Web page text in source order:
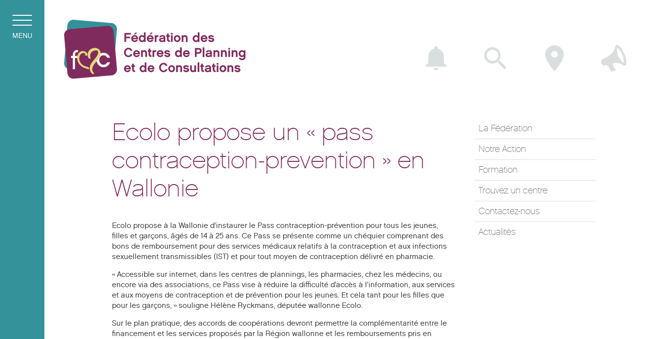
Ecolo propose un « pass
contraception-prevention » en
Wallonie
Ecolo propose à la Wallonie d’instaurer le Pass contraception-prévention pour tous les jeunes,
filles et garçons, âgés de 14 à 25 ans. Ce Pass se présente comme un chéquier comprenant des
bons de remboursement pour des services médicaux relatifs à la contraception et aux infections
sexuellement transmissibles (IST) et pour tout moyen de contraception délivré en pharmacie.
« Accessible sur internet, dans les centres de plannings, les pharmacies, chez les médecins, ou
encore via des associations, ce Pass vise à réduire la difficulté d’accès à l’information, aux services
et aux moyens de contraception et de prévention pour les jeunes. Et cela tant pour les filles que
pour les garçons, » souligne Hélène Ryckmans, députée wallonne Ecolo.
Sur le plan pratique, des accords de coopérations devront permettre la complémentarité entre le
financement et les services proposés par la Région wallonne et les remboursements pris en
La Fédération
Notre Action
Formation
Trouvez un centre
Contactez-nous
Actualités
MENU